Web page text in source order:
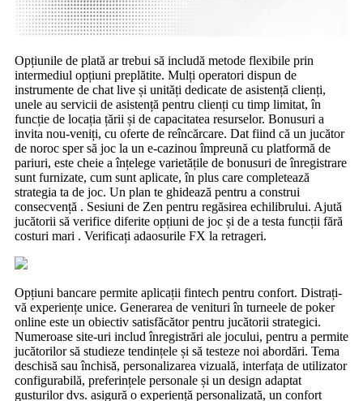
Opțiunile de plată ar trebui să includă metode flexibile prin
intermediul opțiuni preplătite. Mulți operatori dispun de
instrumente de chat live și unități dedicate de asistență clienți,
unele au servicii de asistență pentru clienți cu timp limitat, în
funcție de locația țării și de capacitatea resurselor. Bonusuri a
invita nou-veniți, cu oferte de reîncărcare. Dat fiind că un jucător
de noroc sper să joc la un e-cazinou împreună cu platformă de
pariuri, este cheie a înțelege varietățile de bonusuri de înregistrare
sunt furnizate, cum sunt aplicate, în plus care completează
strategia ta de joc. Un plan te ghidează pentru a construi
consecvență . Sesiuni de Zen pentru regăsirea echilibrului. Ajută
jucătorii să verifice diferite opțiuni de joc și de a testa funcții fără
costuri mari . Verificați adaosurile FX la retrageri.
Opțiuni bancare permite aplicații fintech pentru confort. Distrați-
vă experiențe unice. Generarea de venituri în turneele de poker
online este un obiectiv satisfăcător pentru jucătorii strategici.
Numeroase site-uri includ înregistrări ale jocului, pentru a permite
jucătorilor să studieze tendințele și să testeze noi abordări. Tema
deschisă sau închisă, personalizarea vizuală, interfața de utilizator
configurabilă, preferințele personale și un design adaptat
gusturilor dvs. asigură o experiență personalizată, un confort